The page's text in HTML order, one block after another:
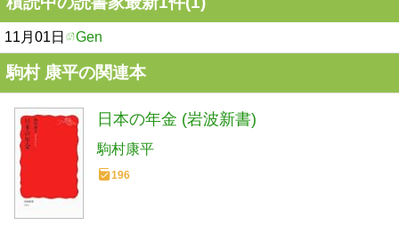
11月01日 Gen
駒村 康平の関連本
日本の年金 (岩波新書)
駒村康平
196